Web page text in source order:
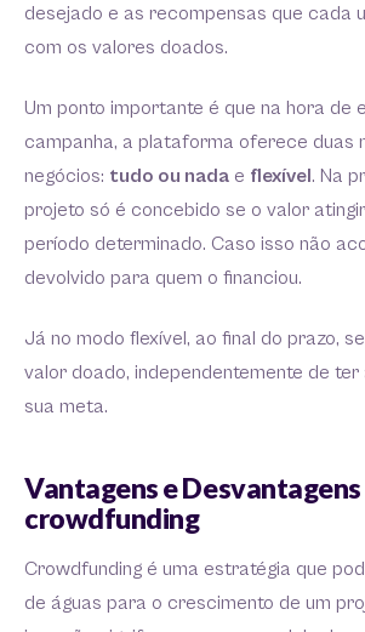
desejado e as recompensas que cada
com os valores doados.
Um ponto importante é que na hora de
campanha, a plataforma oferece duas
negócios: tudo ou nada e flexível. Na
projeto só é concebido se o valor
período determinado. Caso isso não
devolvido para quem o financiou.
Já no modo flexível, ao final do prazo,
valor doado, independentemente de
sua meta.
Vantagens e
crowdfunding
Crowdfunding é uma estratégia que
de águas para o crescimento de um